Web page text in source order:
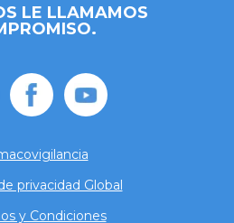
LE LLAMAMOS
privacidad Global
y Condiciones